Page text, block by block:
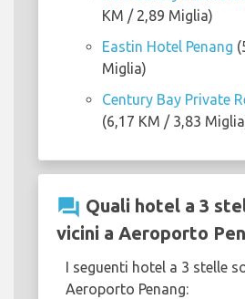
KM / 2,89 Miglia)
Eastin Hotel Penang
Miglia)
Century Bay Private
(6,17 KM / 3,83
question_answer Quali hotel a 3
vicini a Aeroporto
I seguenti hotel a 3 stelle
Aeroporto Penang: